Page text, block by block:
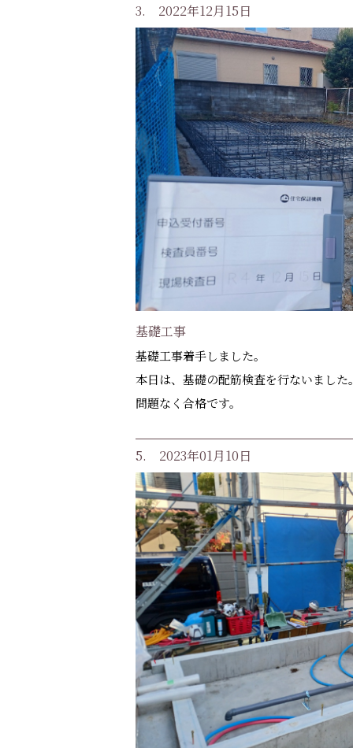
3. 2022年12月15日
基礎工事
基礎工事着手しました。
本日は、基礎の配筋検査を行ないました。
問題なく合格です。
5. 2023年01月10日